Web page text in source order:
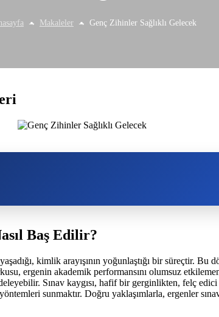
Makaleler Genç Zihinler Sağlıklı Gelecek
Baş Edilir?
kimlik arayışının yoğunlaştığı bir süreçtir. Bu
ergenin akademik performansını olumsuz
Sınav kaygısı, hafif bir gerginlikten, felç
sunmaktır. Doğru yaklaşımlarla, ergenler